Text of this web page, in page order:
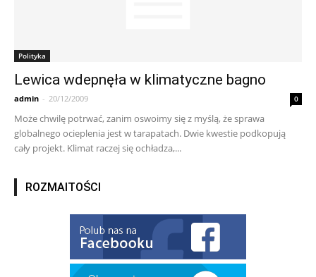
Polityka
Lewica wdepnęła w klimatyczne bagno
admin - 20/12/2009 0
Może chwilę potrwać, zanim oswoimy się z myślą, że sprawa
globalnego ocieplenia jest w tarapatach. Dwie kwestie podkopują
cały projekt. Klimat raczej się ochładza,...
ROZMAITOŚCI